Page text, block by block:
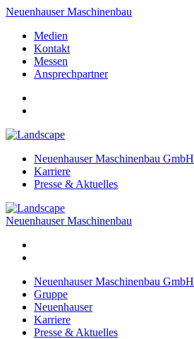
Neuenhauser Maschinenbau
Medien
Kontakt
Messen
Ansprechpartner
Neuenhauser Maschinenbau GmbH
Karriere
Presse & Aktuelles
Neuenhauser Maschinenbau
Neuenhauser Maschinenbau GmbH
Gruppe
Neuenhauser
Karriere
Presse & Aktuelles